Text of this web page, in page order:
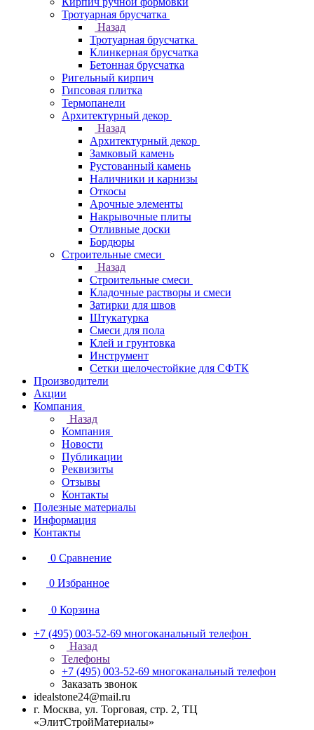
Тротуарная брусчатка
Назад
Тротуарная брусчатка
Клинкерная брусчатка
Бетонная брусчатка
Ригельный кирпич
Гипсовая плитка
Термопанели
Архитектурный декор
Назад
Архитектурный декор
Замковый камень
Рустованный камень
Наличники и карнизы
Откосы
Арочные элементы
Накрывочные плиты
Отливные доски
Бордюры
Строительные смеси
Назад
Строительные смеси
Кладочные растворы и смеси
Затирки для швов
Штукатурка
Смеси для пола
Клей и грунтовка
Инструмент
Сетки щелочестойкие для СФТК
Производители
Акции
Компания
Назад
Компания
Новости
Публикации
Реквизиты
Отзывы
Контакты
Полезные материалы
Информация
Контакты
0 Сравнение
0 Избранное
0 Корзина
+7 (495) 003-52-69 многоканальный телефон
Назад
Телефоны
+7 (495) 003-52-69 многоканальный телефон
Заказать звонок
idealstone24@mail.ru
г. Москва, ул. Торговая, стр. 2, ТЦ
«ЭлитСтройМатериалы»